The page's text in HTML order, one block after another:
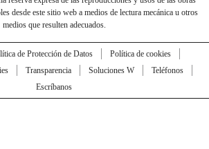
desde este sitio web a medios de lectura mecánica u otros
medios que resulten adecuados.
de Protección de Datos
Política de cookies
Transparencia Soluciones W
Teléfonos
Escríbanos